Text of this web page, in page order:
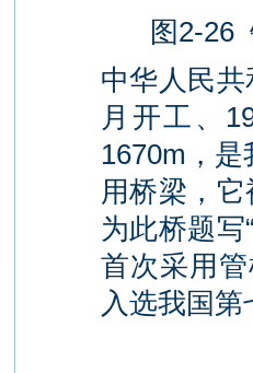
图2-26
中华人民
月开工、
1670m，
用桥梁，
为此桥题
首次采用
入选我国